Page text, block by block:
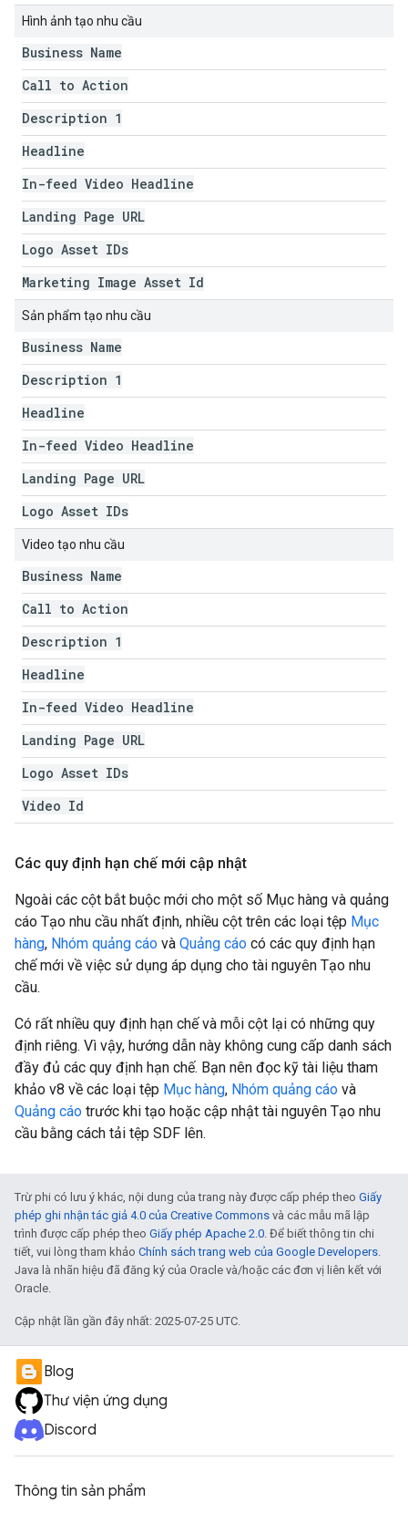
Hình ảnh tạo nhu cầu
Business Name
Call to Action
Description 1
Headline
In-feed Video Headline
Landing Page URL
Logo Asset IDs
Marketing Image Asset Id
Sản phẩm tạo nhu cầu
Business Name
Description 1
Headline
In-feed Video Headline
Landing Page URL
Logo Asset IDs
Video tạo nhu cầu
Business Name
Call to Action
Description 1
Headline
In-feed Video Headline
Landing Page URL
Logo Asset IDs
Video Id
Các quy định hạn chế mới cập nhật
Ngoài các cột bắt buộc mới cho một số Mục hàng và quảng
cáo Tạo nhu cầu nhất định, nhiều cột trên các loại tệp Mục
hàng, Nhóm quảng cáo và Quảng cáo có các quy định hạn
chế mới về việc sử dụng áp dụng cho tài nguyên Tạo nhu
cầu.
Có rất nhiều quy định hạn chế và mỗi cột lại có những quy
định riêng. Vì vậy, hướng dẫn này không cung cấp danh sách
đầy đủ các quy định hạn chế. Bạn nên đọc kỹ tài liệu tham
khảo v8 về các loại tệp Mục hàng, Nhóm quảng cáo và
Quảng cáo trước khi tạo hoặc cập nhật tài nguyên Tạo nhu
cầu bằng cách tải tệp SDF lên.
Trừ phi có lưu ý khác, nội dung của trang này được cấp phép theo Giấy
phép ghi nhận tác giả 4.0 của Creative Commons và các mẫu mã lập
trình được cấp phép theo Giấy phép Apache 2.0. Để biết thông tin chi
tiết, vui lòng tham khảo Chính sách trang web của Google Developers.
Java là nhãn hiệu đã đăng ký của Oracle và/hoặc các đơn vị liên kết với
Oracle.
Cập nhật lần gần đây nhất: 2025-07-25 UTC.
Blog
Thư viện ứng dụng
Discord
Thông tin sản phẩm